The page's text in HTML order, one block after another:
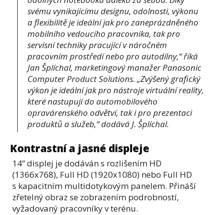
svému vynikajícímu designu, odolnosti, výkonu
a flexibilitě je ideální jak pro zaneprázdněného
mobilního vedoucího pracovníka, tak pro
servisní techniky pracující v náročném
pracovním prostředí nebo pro autodílny,“ říká
Jan Šplíchal, marketingový manažer Panasonic
Computer Product Solutions. „Zvýšený grafický
výkon je ideální jak pro nástroje virtuální reality,
které nastupují do automobilového
opravárenského odvětví, tak i pro prezentaci
produktů a služeb,“ dodává J. Šplíchal.
Kontrastní a jasné displeje
14” displej je dodáván s rozlišením HD
(1366x768), Full HD (1920x1080) nebo Full HD
s kapacitním multidotykovým panelem. Přináší
zřetelný obraz se zobrazením podrobností,
vyžadovaný pracovníky v terénu.